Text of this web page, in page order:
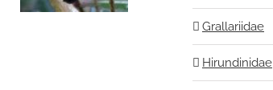
Grallariidae
Hirundinidae